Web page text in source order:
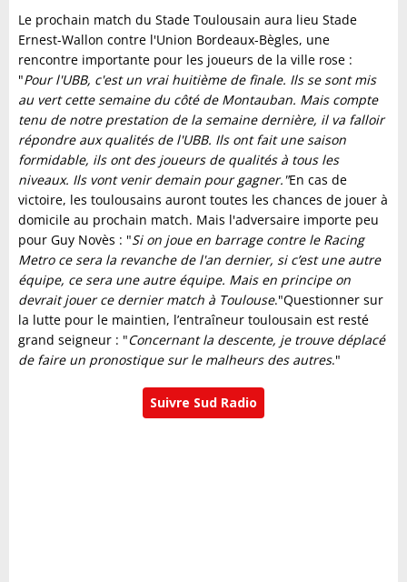
Le prochain match du Stade Toulousain aura lieu Stade
Ernest-Wallon contre l'Union Bordeaux-Bègles, une
rencontre importante pour les joueurs de la ville rose :
"Pour l'UBB, c'est un vrai huitième de finale. Ils se sont mis
au vert cette semaine du côté de Montauban. Mais compte
tenu de notre prestation de la semaine dernière, il va falloir
répondre aux qualités de l'UBB. Ils ont fait une saison
formidable, ils ont des joueurs de qualités à tous les
niveaux. Ils vont venir demain pour gagner."En cas de
victoire, les toulousains auront toutes les chances de jouer à
domicile au prochain match. Mais l'adversaire importe peu
pour Guy Novès : "Si on joue en barrage contre le Racing
Metro ce sera la revanche de l'an dernier, si c’est une autre
équipe, ce sera une autre équipe. Mais en principe on
devrait jouer ce dernier match à Toulouse."Questionner sur
la lutte pour le maintien, l’entraîneur toulousain est resté
grand seigneur : "Concernant la descente, je trouve déplacé
de faire un pronostique sur le malheurs des autres."
Suivre Sud Radio